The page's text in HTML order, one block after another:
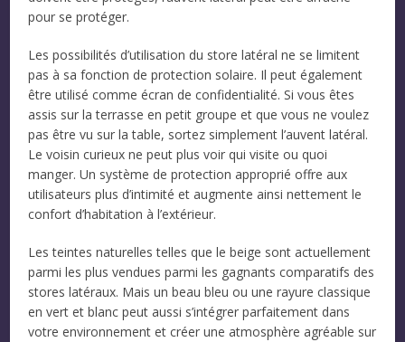
pour se protéger.
Les possibilités d’utilisation du store latéral ne se limitent
pas à sa fonction de protection solaire. Il peut également
être utilisé comme écran de confidentialité. Si vous êtes
assis sur la terrasse en petit groupe et que vous ne voulez
pas être vu sur la table, sortez simplement l’auvent latéral.
Le voisin curieux ne peut plus voir qui visite ou quoi
manger. Un système de protection approprié offre aux
utilisateurs plus d’intimité et augmente ainsi nettement le
confort d’habitation à l’extérieur.
Les teintes naturelles telles que le beige sont actuellement
parmi les plus vendues parmi les gagnants comparatifs des
stores latéraux. Mais un beau bleu ou une rayure classique
en vert et blanc peut aussi s’intégrer parfaitement dans
votre environnement et créer une atmosphère agréable sur